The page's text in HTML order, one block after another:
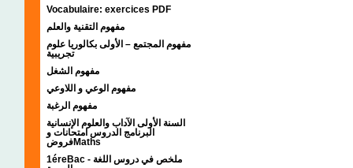
Vocabulaire: exercices PDF
مفهوم التقنية والعلم
مفهوم المجتمع – الأولى بكالوريا علوم
تجريبية
مفهوم الشغل
مفهوم الوعي و اللاوعي
مفهوم الرغبة
السنة الأولى الآداب والعلوم الإنسانية
البرنامج الدروس امتحانات و
فروضMaths
1éreBac - ملخص في دروس اللغة